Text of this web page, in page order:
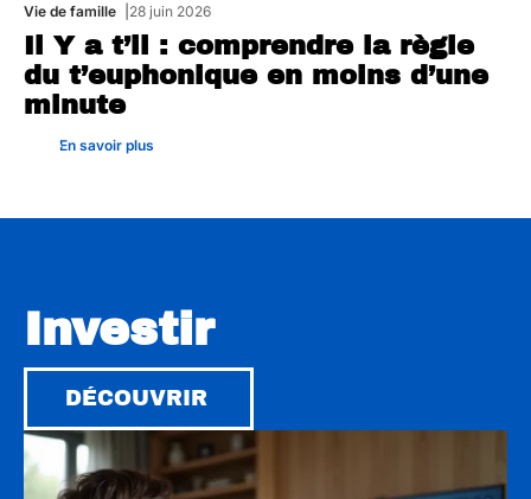
Vie de famille 28 juin 2026
Il Y a t’il : comprendre la règle
du t’euphonique en moins d’une
minute
En savoir plus
Investir
DÉCOUVRIR